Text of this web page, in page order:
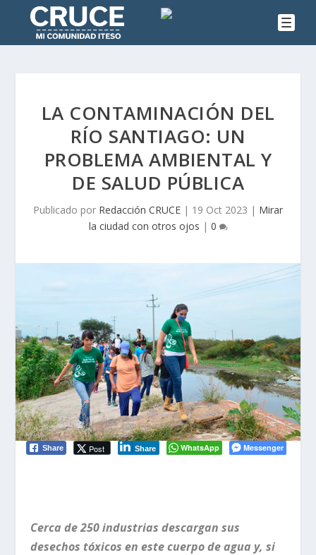
LA CONTAMINACIÓN DEL
RÍO SANTIAGO: UN
PROBLEMA AMBIENTAL Y
DE SALUD PÚBLICA
Publicado por Redacción CRUCE | 19 Oct 2023 | Mirar
la ciudad con otros ojos | 0
Share Post Share WhatsApp Messenger
Cerca de 250 industrias descargan sus
desechos tóxicos en este cuerpo de agua y, si